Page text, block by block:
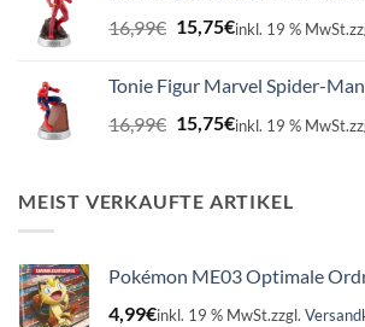
16,99€ Ursprünglicher
16,99€
15,75€Aktueller
15,75€.
inkl. 19 % MwSt.
Tonie Figur Marvel Spider-
16,99€ Ursprünglicher
16,99€
15,75€Aktueller
15,75€.
inkl. 19 % MwSt.
MEIST VERKAUFTE ARTIKEL
Pokémon ME03 Optimale
4,99€inkl. 19 % MwSt.zzgl.